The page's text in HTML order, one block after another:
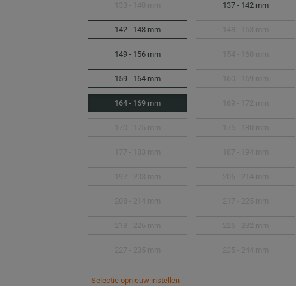
137 - 142 mm
142 - 148 mm
149 - 156 mm
159 - 164 mm
164 - 169 mm
Selectie opnieuw instellen